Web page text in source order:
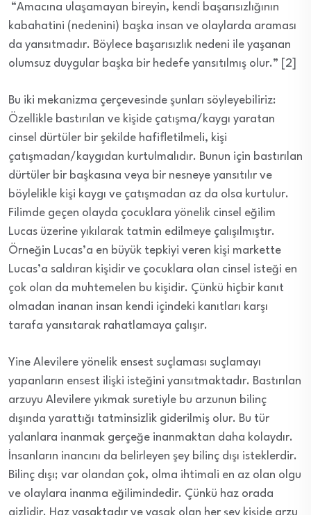
“Amacına ulaşamayan bireyin, kendi başarısızlığının
kabahatini (nedenini) başka insan ve olaylarda araması
da yansıtmadır. Böylece başarısızlık nedeni ile yaşanan
olumsuz duygular başka bir hedefe yansıtılmış olur.” [2]
Bu iki mekanizma çerçevesinde şunları söyleyebiliriz:
Özellikle bastırılan ve kişide çatışma/kaygı yaratan
cinsel dürtüler bir şekilde hafifletilmeli, kişi
çatışmadan/kaygıdan kurtulmalıdır. Bunun için bastırılan
dürtüler bir başkasına veya bir nesneye yansıtılır ve
böylelikle kişi kaygı ve çatışmadan az da olsa kurtulur.
Filimde geçen olayda çocuklara yönelik cinsel eğilim
Lucas üzerine yıkılarak tatmin edilmeye çalışılmıştır.
Örneğin Lucas’a en büyük tepkiyi veren kişi markette
Lucas’a saldıran kişidir ve çocuklara olan cinsel isteği en
çok olan da muhtemelen bu kişidir. Çünkü hiçbir kanıt
olmadan inanan insan kendi içindeki kanıtları karşı
tarafa yansıtarak rahatlamaya çalışır.
Yine Alevilere yönelik ensest suçlaması suçlamayı
yapanların ensest ilişki isteğini yansıtmaktadır. Bastırılan
arzuyu Alevilere yıkmak suretiyle bu arzunun bilinç
dışında yarattığı tatminsizlik giderilmiş olur. Bu tür
yalanlara inanmak gerçeğe inanmaktan daha kolaydır.
İnsanların inancını da belirleyen şey bilinç dışı isteklerdir.
Bilinç dışı; var olandan çok, olma ihtimali en az olan olgu
ve olaylara inanma eğilimindedir. Çünkü haz orada
gizlidir. Haz yasaktadır ve yasak olan her şey kişide arzu